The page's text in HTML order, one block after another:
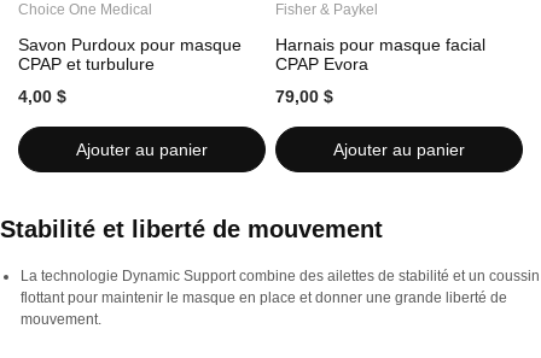
Choice One Medical
Savon Purdoux pour masque
CPAP et turbulure
4,00 $
Ajouter au panier
Fisher & Paykel
Harnais pour masque facial
CPAP Evora
79,00 $
Ajouter au panier
Stabilité et liberté de mouvement
La technologie Dynamic Support combine des ailettes de stabilité et un coussin
flottant pour maintenir le masque en place et donner une grande liberté de
mouvement.